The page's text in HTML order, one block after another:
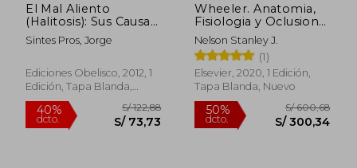
El Mal Aliento
(Halitosis): Sus Causas
y su Tratamiento =
Bad Breath (Halitosis)
Sintes Pros, Jorge
Ediciones Obelisco, 2012, 1
Edición, Tapa Blanda,
Nuevo
Wheeler. Anatomia,
Fisiologia y Oclusion
Dental (11ª Ed. )
Nelson Stanley J.
(1)
Elsevier, 2020, 1 Edición,
Tapa Blanda, Nuevo